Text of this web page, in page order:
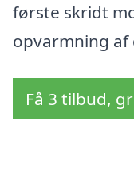
første skridt
opvarmning af
Få 3 tilbud,